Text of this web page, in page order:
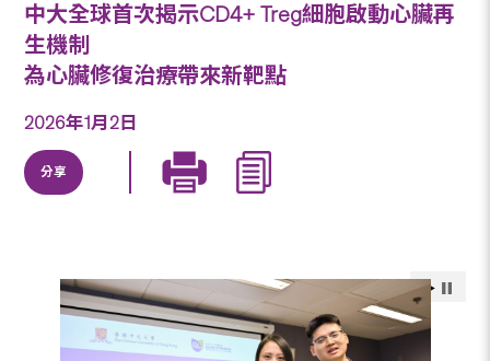
中大全球首次揭示CD4+ Treg細胞啟動心臟再
生機制
為心臟修復治療帶來新靶點
2026年1月2日
分享